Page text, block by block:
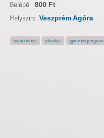
Belépő: 800 Ft
Helyszín: Veszprém Agóra
bábszínház előadás gyermekprogram